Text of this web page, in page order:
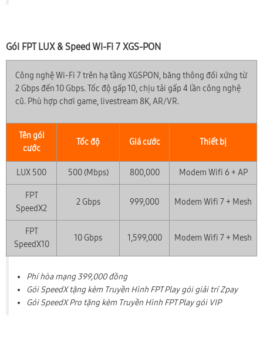
Gói FPT LUX & Speed Wi-Fi 7 XGS-PON
Công nghệ Wi-Fi 7 trên hạ tầng XGSPON, băng thông đối xứng từ
2 Gbps đến 10 Gbps. Tốc độ gấp 10, chịu tải gấp 4 lần công nghệ
cũ. Phù hợp chơi game, livestream 8K, AR/VR.
Tên gói
cước
Tốc độ Giá cước Thiết bị
LUX 500 500 (Mbps) 800,000 Modem Wifi 6 + AP
FPT
SpeedX2
2 Gbps 999,000 Modem Wifi 7 + Mesh
FPT
SpeedX10
10 Gbps 1,599,000 Modem Wifi 7 + Mesh
Phí hòa mạng 399,000 đồng
Gói SpeedX tặng kèm Truyền Hình FPT Play gói giải trí Zpay
Gói SpeedX Pro tặng kèm Truyền Hình FPT Play gói VIP